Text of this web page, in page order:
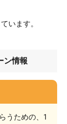
います。
ン情報
うための、1